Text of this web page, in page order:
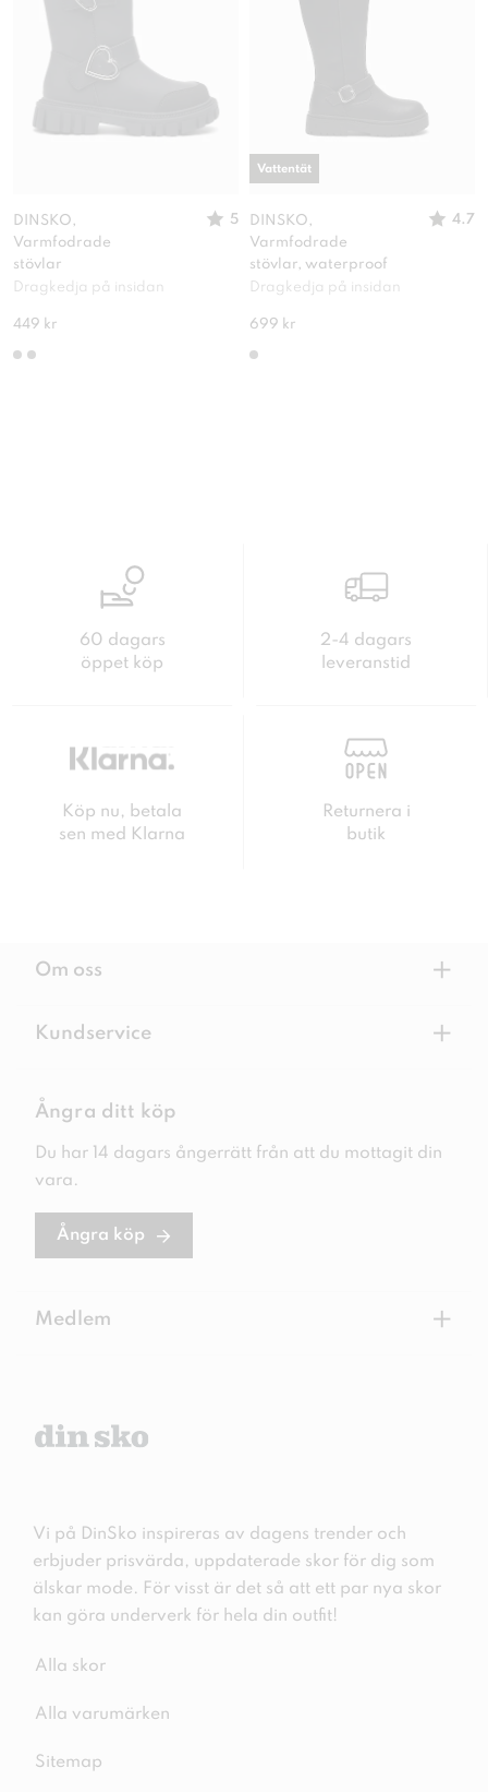
DINSKO,
Varmfodrade
stövlar
5
Dragkedja på insidan
449 kr
DINSKO,
Varmfodrade
stövlar, waterproof
4.7
Dragkedja på insidan
699 kr
Vattentät
60 dagars
öppet köp
2-4 dagars
leveranstid
Köp nu, betala
sen med Klarna
Returnera i
butik
Om oss +
Kundservice +
Ångra ditt köp
Du har 14 dagars ångerrätt från att du mottagit din
vara.
Ångra köp
Medlem +
Vi på DinSko inspireras av dagens trender och
erbjuder prisvärda, uppdaterade skor för dig som
älskar mode. För visst är det så att ett par nya skor
kan göra underverk för hela din outfit!
Alla skor
Alla varumärken
Sitemap